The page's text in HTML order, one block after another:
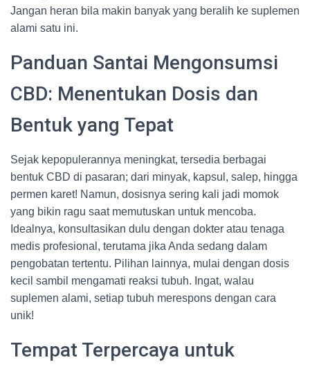
Jangan heran bila makin banyak yang beralih ke suplemen
alami satu ini.
Panduan Santai Mengonsumsi
CBD: Menentukan Dosis dan
Bentuk yang Tepat
Sejak kepopulerannya meningkat, tersedia berbagai
bentuk CBD di pasaran; dari minyak, kapsul, salep, hingga
permen karet! Namun, dosisnya sering kali jadi momok
yang bikin ragu saat memutuskan untuk mencoba.
Idealnya, konsultasikan dulu dengan dokter atau tenaga
medis profesional, terutama jika Anda sedang dalam
pengobatan tertentu. Pilihan lainnya, mulai dengan dosis
kecil sambil mengamati reaksi tubuh. Ingat, walau
suplemen alami, setiap tubuh merespons dengan cara
unik!
Tempat Terpercaya untuk